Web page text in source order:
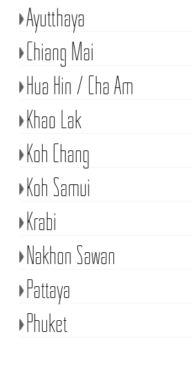
Ayutthaya
Chiang Mai
Hua Hin / Cha Am
Khao Lak
Koh Chang
Koh Samui
Krabi
Nakhon Sawan
Pattaya
Phuket